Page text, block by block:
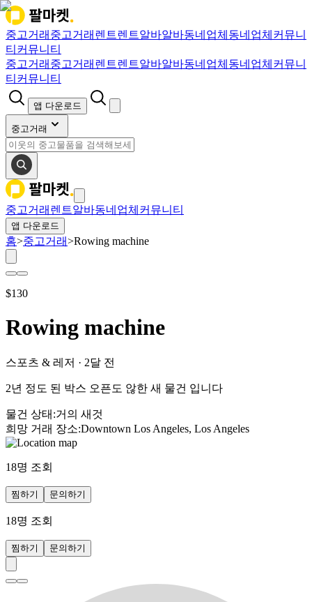
중고거래 중고거래 렌트렌트알바알바동네업체 동네업체 커뮤니
티 커뮤니티
중고거래 중고거래 렌트렌트알바알바동네업체 동네업체 커뮤니
티 커뮤니티
앱 다운로드
중고거래
중고거래 렌트알바동네업체 커뮤니티
앱 다운로드
홈>중고거래>Rowing machine
$130
Rowing machine
스포츠 & 레저 · 2달 전
2년 정도 된 박스 오픈도 않한 새 물건 입니다
물건 상태 :거의 새것
희망 거래 장소:Downtown Los Angeles, Los Angeles
18명 조회
찜하기 문의하기
18명 조회
찜하기 문의하기